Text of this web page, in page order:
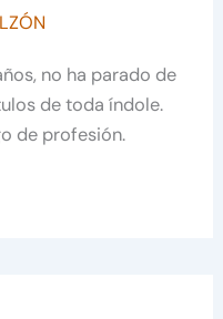
no ha parado de
de toda índole.
de profesión.